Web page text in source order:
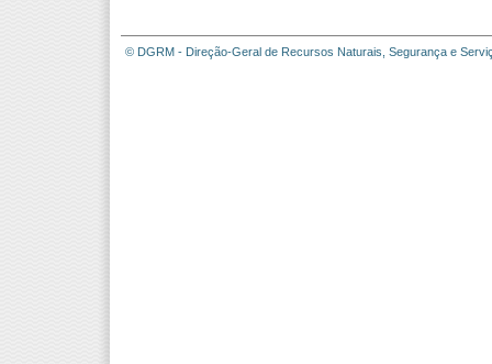
© DGRM - Direção-Geral de Recursos Naturais, Segurança e